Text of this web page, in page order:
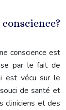
conscience est
par le fait de
est vécu sur le
de santé et
cliniciens et des